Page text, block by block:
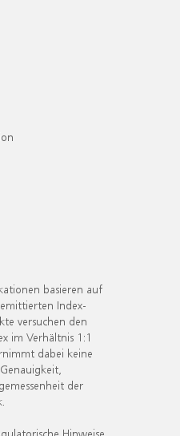
basieren auf
Index-
versuchen den
im Verhältnis 1:1
dabei keine
der